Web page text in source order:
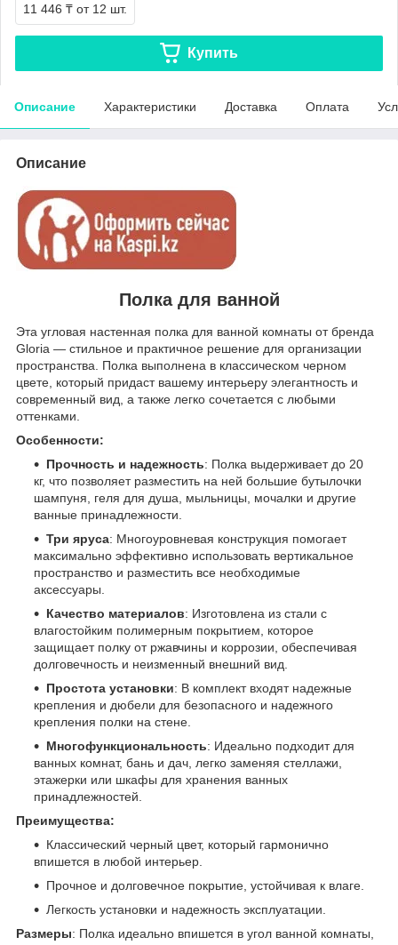
11 446 ₸ от 12 шт.
Купить
Описание Характеристики Доставка Оплата
Описание
Полка для ванной
Эта угловая настенная полка для ванной комнаты от бренда
Gloria — стильное и практичное решение для организации
пространства. Полка выполнена в классическом черном
цвете, который придаст вашему интерьеру элегантность и
современный вид, а также легко сочетается с любыми
оттенками.
Особенности:
Прочность и надежность: Полка выдерживает до 20
кг, что позволяет разместить на ней большие бутылочки
шампуня, геля для душа, мыльницы, мочалки и другие
ванные принадлежности.
Три яруса: Многоуровневая конструкция помогает
максимально эффективно использовать вертикальное
пространство и разместить все необходимые
аксессуары.
Качество материалов: Изготовлена из стали с
влагостойким полимерным покрытием, которое
защищает полку от ржавчины и коррозии, обеспечивая
долговечность и неизменный внешний вид.
Простота установки: В комплект входят надежные
крепления и дюбели для безопасного и надежного
крепления полки на стене.
Многофункциональность: Идеально подходит для
ванных комнат, бань и дач, легко заменяя стеллажи,
этажерки или шкафы для хранения ванных
принадлежностей.
Преимущества:
Классический черный цвет, который гармонично
впишется в любой интерьер.
Прочное и долговечное покрытие, устойчивая к влаге.
Легкость установки и надежность эксплуатации.
Размеры: Полка идеально впишется в угол ванной комнаты,